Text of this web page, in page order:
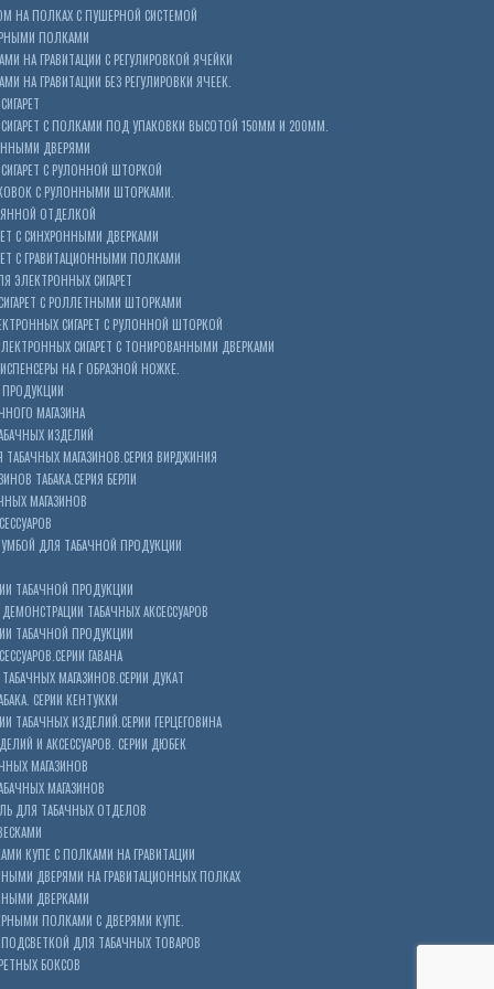
НА ПОЛКАХ С ПУШЕРНОЙ СИСТЕМОЙ
ПОЛКАМИ
НА ГРАВИТАЦИИ С РЕГУЛИРОВКОЙ ЯЧЕЙКИ
НА ГРАВИТАЦИИ БЕЗ РЕГУЛИРОВКИ ЯЧЕЕК.
С ПОЛКАМИ ПОД УПАКОВКИ ВЫСОТОЙ 150ММ И 200ММ.
ДВЕРЯМИ
С РУЛОННОЙ ШТОРКОЙ
С РУЛОННЫМИ ШТОРКАМИ.
ОТДЕЛКОЙ
С СИНХРОННЫМИ ДВЕРКАМИ
С ГРАВИТАЦИОННЫМИ ПОЛКАМИ
ЭЛЕКТРОННЫХ СИГАРЕТ
С РОЛЛЕТНЫМИ ШТОРКАМИ
СИГАРЕТ С РУЛОННОЙ ШТОРКОЙ
СИГАРЕТ С ТОНИРОВАННЫМИ ДВЕРКАМИ
НА Г ОБРАЗНОЙ НОЖКЕ.
МАГАЗИНА
ИЗДЕЛИЙ
МАГАЗИНОВ.СЕРИЯ ВИРДЖИНИЯ
ТАБАКА.СЕРИЯ БЕРЛИ
МАГАЗИНОВ
ДЛЯ ТАБАЧНОЙ ПРОДУКЦИИ
ТАБАЧНОЙ ПРОДУКЦИИ
ТАБАЧНЫХ АКСЕССУАРОВ
ТАБАЧНОЙ ПРОДУКЦИИ
ГАВАНА
МАГАЗИНОВ.СЕРИИ ДУКАТ
СЕРИИ КЕНТУККИ
ТАБАЧНЫХ ИЗДЕЛИЙ.СЕРИИ ГЕРЦЕГОВИНА
И АКСЕССУАРОВ. СЕРИИ ДЮБЕК
МАГАЗИНОВ
МАГАЗИНОВ
ДЛЯ ТАБАЧНЫХ ОТДЕЛОВ
КУПЕ С ПОЛКАМИ НА ГРАВИТАЦИИ
ДВЕРЯМИ НА ГРАВИТАЦИОННЫХ ПОЛКАХ
ДВЕРКАМИ
ПОЛКАМИ С ДВЕРЯМИ КУПЕ.
ДЛЯ ТАБАЧНЫХ ТОВАРОВ
БОКСОВ